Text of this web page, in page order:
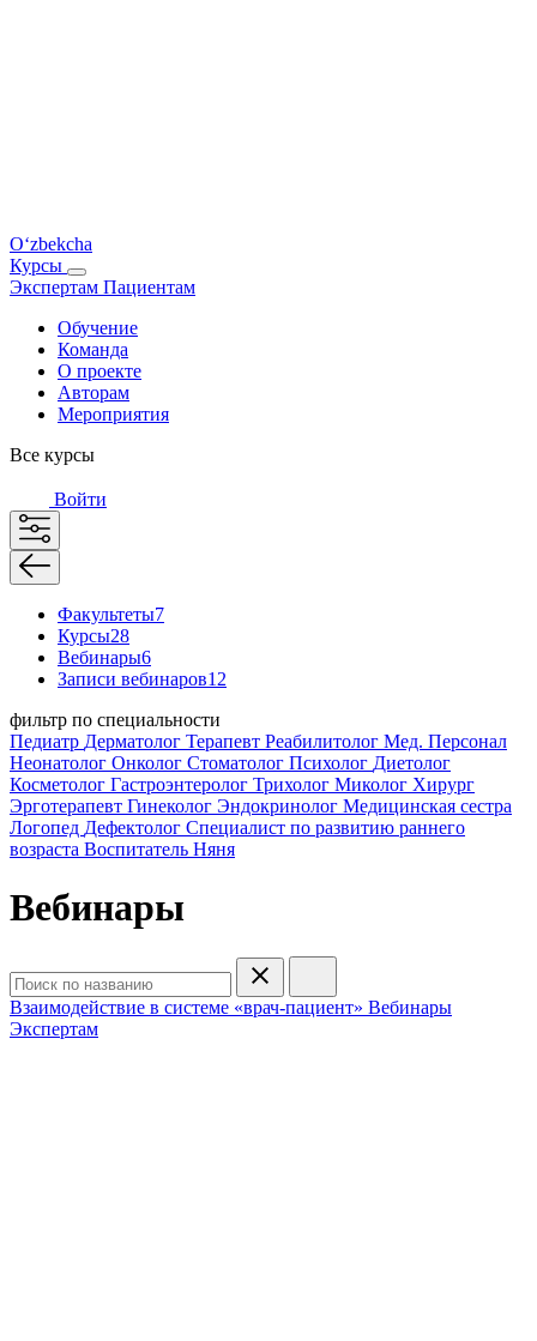
O‘zbekcha
Курсы
Экспертам Пациентам
Обучение
Команда
О проекте
Авторам
Мероприятия
Все курсы
Войти
Факультеты7
Курсы28
Вебинары6
Записи вебинаров12
фильтр по специальности
Педиатр Дерматолог Терапевт Реабилитолог Мед. Персонал
Неонатолог Онколог Стоматолог Психолог Диетолог
Косметолог Гастроэнтеролог Трихолог Миколог Хирург
Эрготерапевт Гинеколог Эндокринолог Медицинская сестра
Логопед Дефектолог Специалист по развитию раннего
возраста Воспитатель Няня
Вебинары
Взаимодействие в системе «врач-пациент» Вебинары
Экспертам